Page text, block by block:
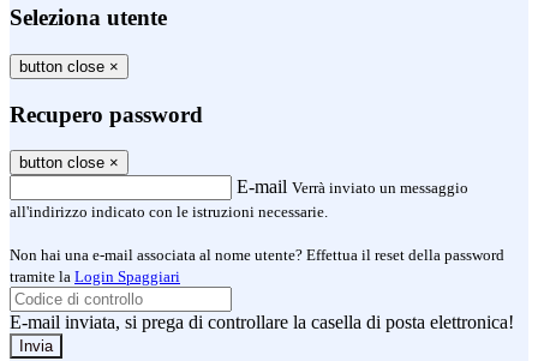
Seleziona utente
button close ×
Recupero password
button close ×
E-mail Verrà inviato un messaggio
all'indirizzo indicato con le istruzioni necessarie.
Non hai una e-mail associata al nome utente? Effettua il reset della password
tramite la Login Spaggiari
E-mail inviata, si prega di controllare la casella di posta elettronica!